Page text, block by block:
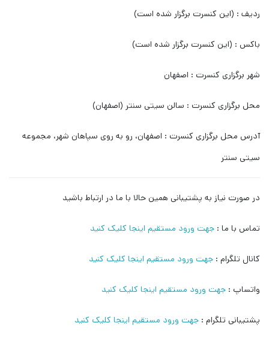
ردیف : (این کنسرت برگزار شده است)
باکس : (این کنسرت برگزار شده است)
شهر برگزاری کنسرت : اصفهان
محل برگزاری کنسرت : سالن سیتی سنتر (اصفهان)
آدرس محل برگزاری کنسرت : اصفهان، رو به روی سپاهان شهر، مجموعه
سیتی سنتر
در صورت نیاز به پشتیبانی همین حالا با ما در ارتباط باشید
تماس با ما : جهت ورود مستقیم اینجا کلیک کنید
کانال تلگرام : جهت ورود مستقیم اینجا کلیک کنید
واتساپ : جهت ورود مستقیم اینجا کلیک کنید
پشتیبانی تلگرام : جهت ورود مستقیم اینجا کلیک کنید